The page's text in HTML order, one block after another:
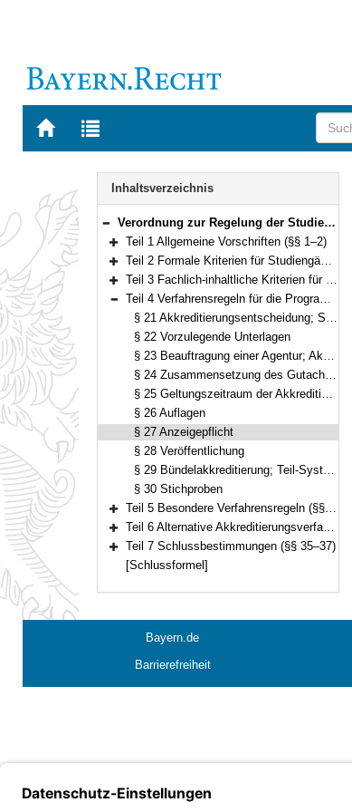
Zur
BAYERN.RECHT
Zur
letzten
Navigation
Inhaltsverzeichnis
Bereich reduzieren
Verordnung zur Regelung der Studienakkreditierung nach dem Studienakkreditierungsstaatsvertrag (Bayerische Studienakkreditierungsverordnung – BayStudAkkV) Vom 13. April 2018 (GVBl. S. 264) BayRS 2210-1-1-13-WK (§§ 1–37)
Bereich erweitern
Teil 1 Allgemeine Vorschriften (§§ 1–2)
Bereich erweitern
Teil 2 Formale Kriterien für Studiengänge (§§ 3–10)
Bereich erweitern
Teil 3 Fachlich-inhaltliche Kriterien für Studiengänge und Qualitätsmanagementsysteme (§§ 11–20)
Bereich reduzieren
Teil 4 Verfahrensregeln für die Programm- und Systemakkreditierung (§§ 21–30)
§ 21 Akkreditierungsentscheidung; Siegel
§ 22 Vorzulegende Unterlagen
§ 23 Beauftragung einer Agentur; Akkreditierungsgutachten; Begehung
§ 24 Zusammensetzung des Gutachtergremiums; Anforderungen an die Gutachterinnen und Gutachter
§ 25 Geltungszeitraum der Akkreditierung; Verlängerung
§ 26 Auflagen
§ 27 Anzeigepflicht
§ 28 Veröffentlichung
§ 29 Bündelakkreditierung; Teil-Systemakkreditierung
§ 30 Stichproben
Bereich erweitern
Teil 5 Besondere Verfahrensregeln (§§ 31–33)
Bereich erweitern
Teil 6 Alternative Akkreditierungsverfahren (§ 34)
Bereich erweitern
Teil 7 Schlussbestimmungen (§§ 35–37)
[Schlussformel]
Bayern.de
Barrierefreiheit